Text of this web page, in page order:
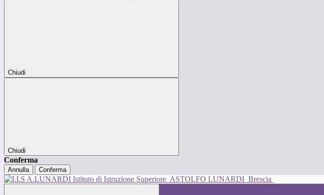
Chiudi
Chiudi
Conferma
Annulla Conferma
Istituto di Istruzione Superiore ASTOLFO LUNARDI Brescia